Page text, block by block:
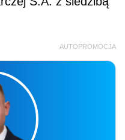
AUTOPROMOCJA